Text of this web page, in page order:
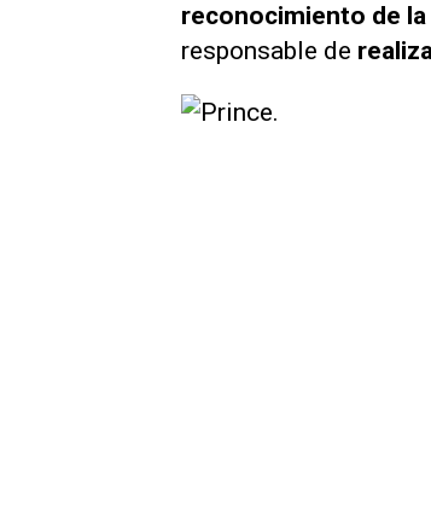
reconocimiento de
responsable de